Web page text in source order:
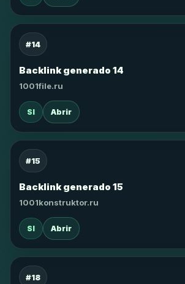
#14
Backlink generado 14
1001file.ru
SI Abrir
#15
Backlink generado 15
1001konstruktor.ru
SI Abrir
#18